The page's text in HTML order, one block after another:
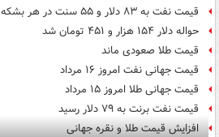
قیمت نفت به ۸۳ دلار و ۵۵ سنت در هر بشکه رسید
حواله دلار ۱۵۴ هزار و ۴۵۱ تومان شد
قیمت طلا صعودی ماند
قیمت جهانی نفت امروز ۱۶ مرداد
قیمت جهانی طلا امروز ۱۵ مرداد
قیمت نفت برنت به ۷۹ دلار رسید
افزایش قیمت طلا و نقره جهانی